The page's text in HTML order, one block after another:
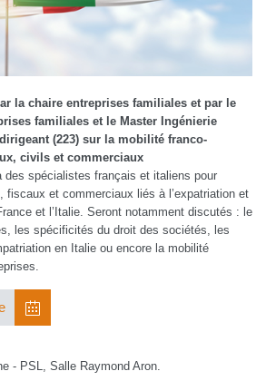
la chaire entreprises familiales et par le
familiales et le Master Ingénierie
(223) sur la mobilité franco-
civils et commerciaux
des spécialistes français et italiens pour
fiscaux et commerciaux liés à l’expatriation et
et l’Italie. Seront notamment discutés : le
les spécificités du droit des sociétés, les
en Italie ou encore la mobilité
- PSL, Salle Raymond Aron.